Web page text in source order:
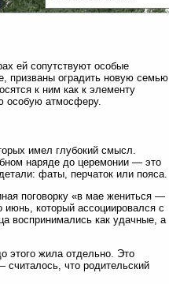
ей сопутствуют особые
призваны оградить новую семью
к ним как к элементу
особую атмосферу.
имел глубокий смысл.
наряде до церемонии — это
фаты, перчаток или пояса.
поговорку «в мае жениться —
который ассоциировался с
воспринимались как удачные, а
этого жила отдельно. Это
считалось, что родительский